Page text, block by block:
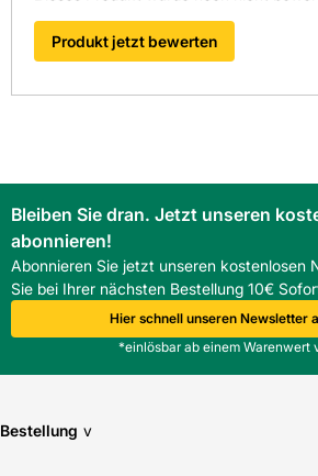
Produkt jetzt bewerten
Bleiben Sie dran. Jetzt unseren
abonnieren!
Abonnieren Sie jetzt unseren kostenlosen
Sie bei Ihrer nächsten Bestellung 10€
Hier schnell unseren Newsletter
*einlösbar ab einem Warenwert
Bestellung v